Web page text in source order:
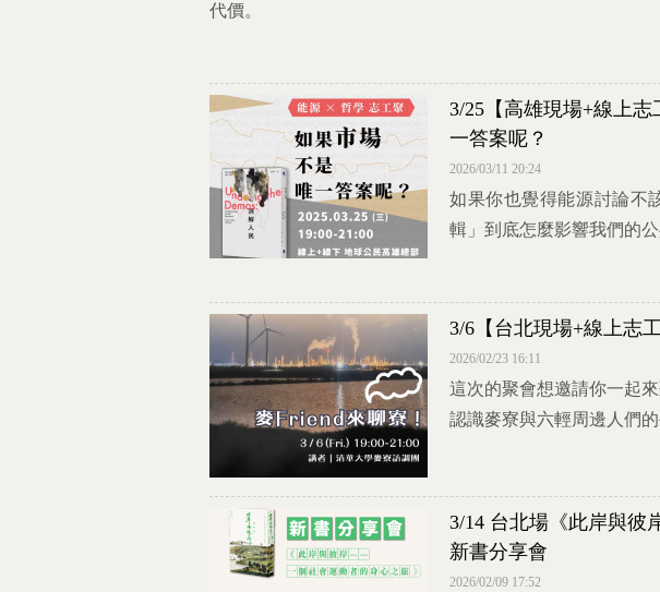
代價。
3/25【高雄現場+線上
一答案呢？
2026/03/11 20:24
如果你也覺得能源討論不
輯」到底怎麼影響我們的
3/6【台北現場+線上志
2026/02/23 16:11
這次的聚會想邀請你一起
認識麥寮與六輕周邊人們的
3/14 台北場《此岸與彼
新書分享會
2026/02/09 17:52